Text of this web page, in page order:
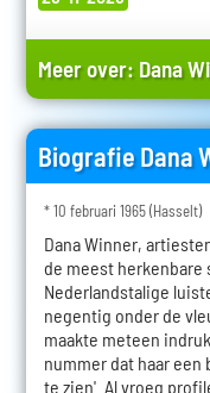
Meer over: Dana
Biografie Dana
* 10 februari 1965 (Hasselt)
Dana Winner,
de meest herkenbare
Nederlandstalige
negentig onder de
maakte meteen
nummer dat haar een
te zien'. Al vroeg